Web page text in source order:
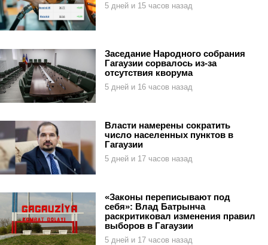
5 дней и 15 часов назад
Заседание Народного собрания
Гагаузии сорвалось из-за
отсутствия кворума
5 дней и 16 часов назад
Власти намерены сократить
число населенных пунктов в
Гагаузии
5 дней и 17 часов назад
«Законы переписывают под
себя»: Влад Батрынча
раскритиковал изменения правил
выборов в Гагаузии
5 дней и 17 часов назад